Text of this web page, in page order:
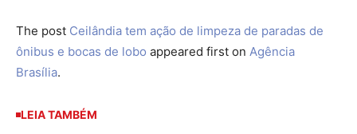
The post Ceilândia tem ação de limpeza de paradas de
ônibus e bocas de lobo appeared first on Agência
Brasília.
LEIA TAMBÉM